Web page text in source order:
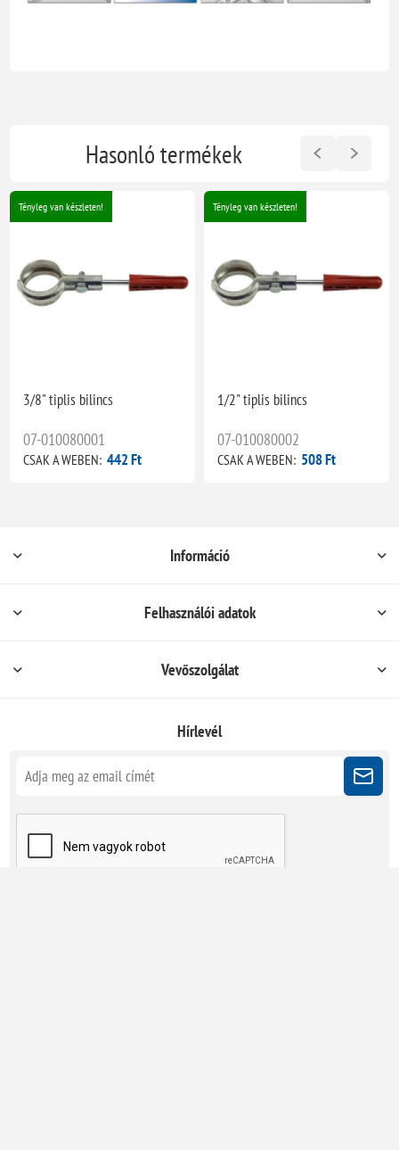
Hasonló termékek
Tényleg van készleten!
3/8" tiplis bilincs
07-010080001
CSAK A WEBEN: 442 Ft
Tényleg van készleten!
1/2" tiplis bilincs
07-010080002
CSAK A WEBEN: 508 Ft
Információ
Felhasználói adatok
Vevőszolgálat
Hírlevél